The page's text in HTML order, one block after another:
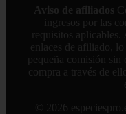
Aviso de afiliados
ingresos por las
requisitos aplicables.
enlaces de afiliado,
pequeña comisión
compra a través de
© 2026